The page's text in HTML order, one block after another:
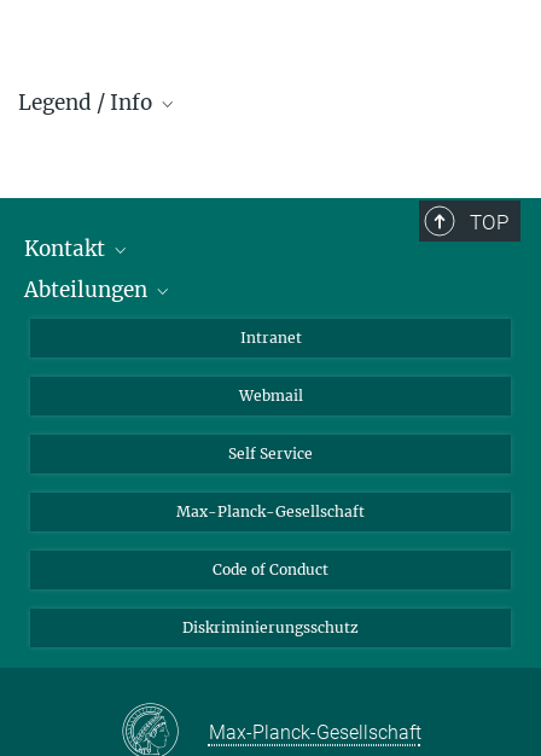
Legend / Info
Z- ~ Central building (Zentralgebäude)
AS23a- ~ Berlin (SupraFAB)
TOP
Kontakt
Mitarbeiterverzeichnis
Abteilungen
Biomolekulare Systeme
Kolloidchemie
Nachhaltige und Bio-inspirierte Materialien
Intranet
Webmail
Self Service
Max-Planck-Gesellschaft
Code of Conduct
Diskriminierungsschutz
Max-Planck-Gesellschaft